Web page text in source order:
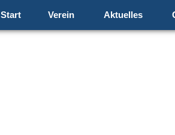
Start Verein Aktuelles